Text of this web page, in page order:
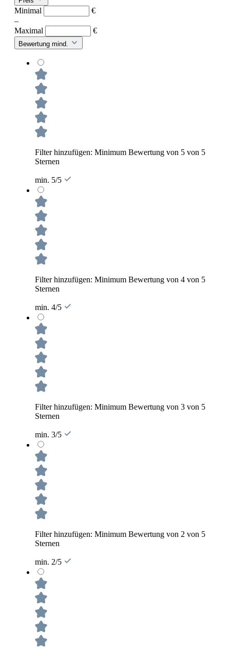
Minimal
€
–
Maximal
€
Bewertung mind.
Filter hinzufügen: Minimum Bewertung von 5 von 5
Sternen
min. 5/5
Filter hinzufügen: Minimum Bewertung von 4 von 5
Sternen
min. 4/5
Filter hinzufügen: Minimum Bewertung von 3 von 5
Sternen
min. 3/5
Filter hinzufügen: Minimum Bewertung von 2 von 5
Sternen
min. 2/5